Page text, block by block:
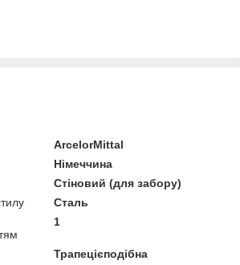
ArcelorMittal
Німеччина
Стіновий (для забору)
Сталь
1
Трапецієподібна